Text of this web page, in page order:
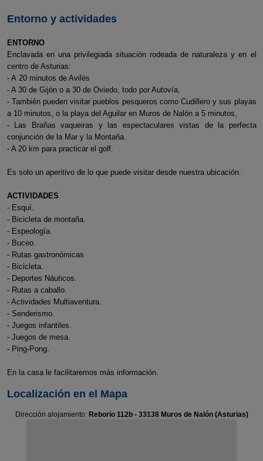
Entorno y actividades
ENTORNO
Enclavada en una privilegiada situación rodeada de naturaleza y en el
centro de Asturias:
- A 20 minutos de Avilés
- A 30 de Gijón o a 30 de Oviedo, todo por Autovía,
- También pueden visitar pueblos pesqueros como Cudillero y sus playas
a 10 minutos, o la playa del Aguilar en Muros de Nalón a 5 minutos,
- Las Brañas vaqueiras y las espectaculares vistas de la perfecta
conjunción de la Mar y la Montaña.
- A 20 km para practicar el golf.
Es solo un aperitivo de lo que puede visitar desde nuestra ubicación.
ACTIVIDADES
- Esquí.
- Bicicleta de montaña.
- Espeología.
- Buceo.
- Rutas gastronómicas
- Bicicleta.
- Deportes Náuticos.
- Rutas a caballo.
- Actividades Multiaventura.
- Senderismo.
- Juegos infantiles.
- Juegos de mesa.
- Ping-Pong.
En la casa le facilitaremos más información.
Localización en el Mapa
Dirección alojamiento: Reborio 112b - 33138 Muros de Nalón (Asturias)